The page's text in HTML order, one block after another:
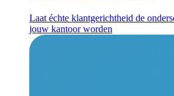
Laat échte klantgerichtheid de
jouw kantoor worden